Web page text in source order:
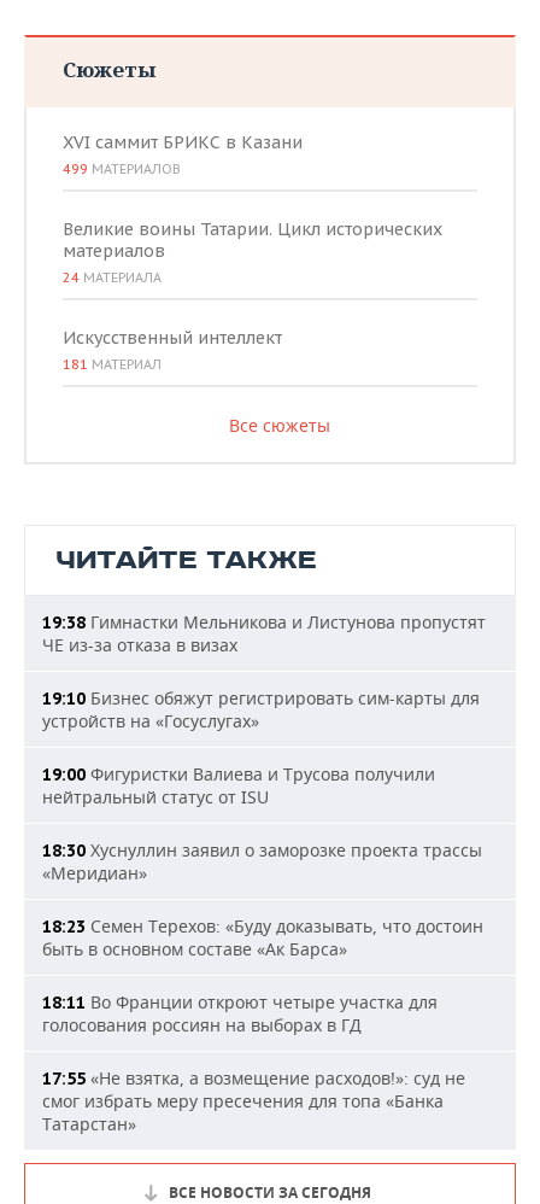
Сюжеты
XVI саммит БРИКС в Казани
499 МАТЕРИАЛОВ
Великие воины Татарии. Цикл исторических
материалов
24 МАТЕРИАЛА
Искусственный интеллект
181 МАТЕРИАЛ
Все сюжеты
ЧИТАЙТЕ ТАКЖЕ
19:38 Гимнастки Мельникова и Листунова пропустят
ЧЕ из-за отказа в визах
19:10 Бизнес обяжут регистрировать сим-карты для
устройств на «Госуслугах»
19:00 Фигуристки Валиева и Трусова получили
нейтральный статус от ISU
18:30 Хуснуллин заявил о заморозке проекта трассы
«Меридиан»
18:23 Семен Терехов: «Буду доказывать, что достоин
быть в основном составе «Ак Барса»
18:11 Во Франции откроют четыре участка для
голосования россиян на выборах в ГД
17:55 «Не взятка, а возмещение расходов!»: суд не
смог избрать меру пресечения для топа «Банка
Татарстан»
ВСЕ НОВОСТИ ЗА СЕГОДНЯ